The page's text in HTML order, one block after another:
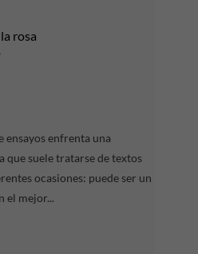
rosa
ensayos enfrenta una
que suele tratarse de textos
ocasiones: puede ser un
el mejor...